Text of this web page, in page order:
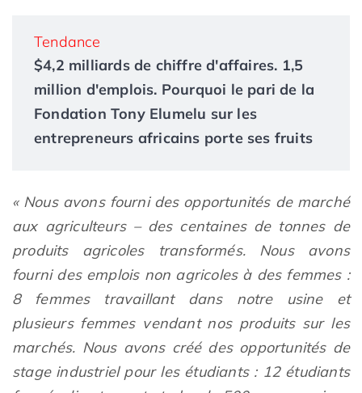
Tendance
$4,2 milliards de chiffre d'affaires. 1,5
million d'emplois. Pourquoi le pari de la
Fondation Tony Elumelu sur les
entrepreneurs africains porte ses fruits
« Nous avons fourni des opportunités de marché
aux agriculteurs – des centaines de tonnes de
produits agricoles transformés. Nous avons
fourni des emplois non agricoles à des femmes :
8 femmes travaillant dans notre usine et
plusieurs femmes vendant nos produits sur les
marchés. Nous avons créé des opportunités de
stage industriel pour les étudiants : 12 étudiants